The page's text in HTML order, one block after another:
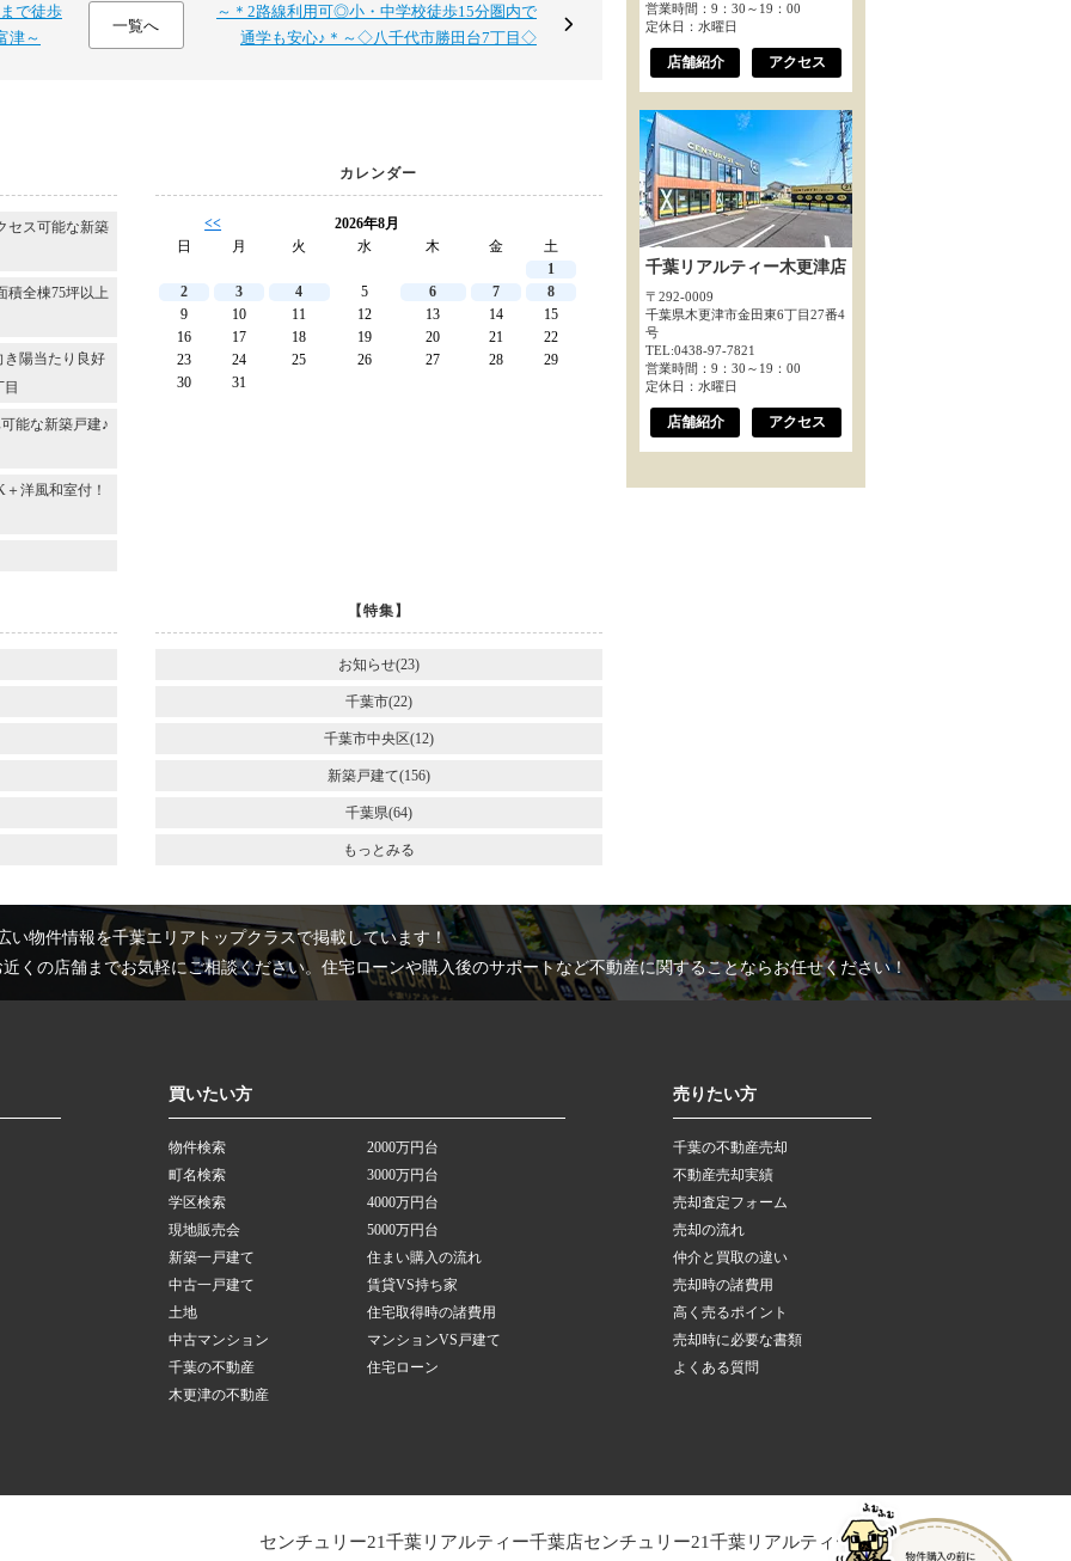
で徒歩
津～
一覧へ
～＊2路線利用可◎小・中学校徒歩15分圏内で
通学も安心♪＊～◇八千代市勝田台7丁目◇
セス可能な新築
積全棟75坪以上
き陽当たり良好
能な新築戸建♪
洋風和室付！
カレンダー
<<
2026年8月
日
月 火 水 木 金
土
1
2
3 4 5 6 7
8
9
10 11 12 13 14
15
16
17 18 19 20 21
22
23
24 25 26 27 28
29
30
31
【特集】
お知らせ(23)
千葉市(22)
千葉市中央区(12)
新築戸建て(156)
千葉県(64)
もっとみる
営業時間：9：30～19：00
定休日：水曜日
店舗紹介 アクセス
千葉リアルティー木更津店
〒292-0009
千葉県木更津市金田東6丁目27番4
号
TEL:0438-97-7821
営業時間：9：30～19：00
定休日：水曜日
店舗紹介 アクセス
物件情報を千葉エリアトップクラスで掲載しています！
くの店舗までお気軽にご相談ください。住宅ローンや購入後のサポートなど不動産に関することならお任せください！
買いたい方
物件検索
町名検索
学区検索
現地販売会
新築一戸建て
中古一戸建て
土地
中古マンション
千葉の不動産
木更津の不動産
2000万円台
3000万円台
4000万円台
5000万円台
住まい購入の流れ
賃貸VS持ち家
住宅取得時の諸費用
マンションVS戸建て
住宅ローン
売りたい方
千葉の不動産売却
不動産売却実績
売却査定フォーム
売却の流れ
仲介と買取の違い
売却時の諸費用
高く売るポイント
売却時に必要な書類
よくある質問
センチュリー21千葉リアルティー千葉店センチュリー21千葉リアルティー木更津店